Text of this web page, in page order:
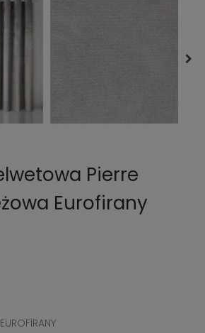
Pierre
Eurofirany
EUROFIRANY